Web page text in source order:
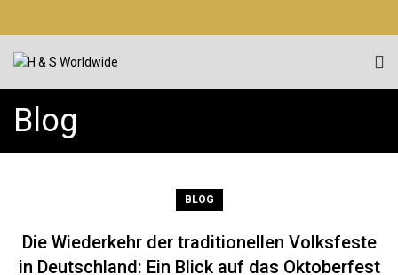
Blog
BLOG
Die Wiederkehr der traditionellen Volksfeste
in Deutschland: Ein Blick auf das Oktoberfest